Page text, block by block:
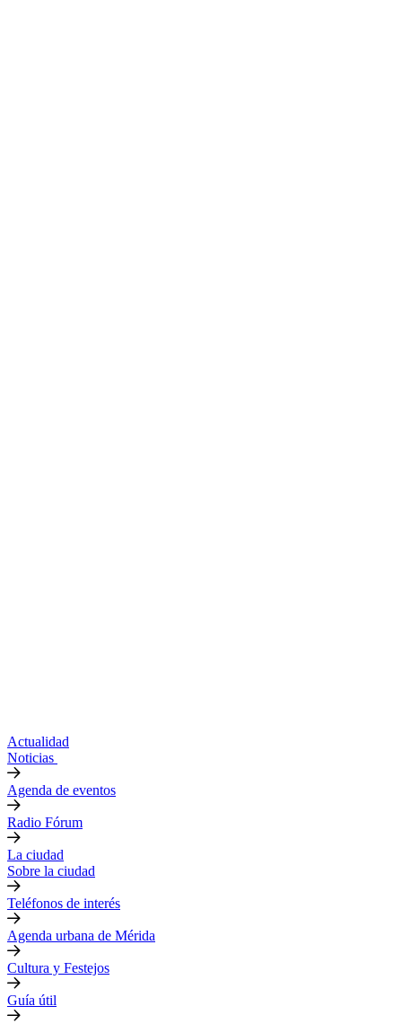
Actualidad
Noticias
Agenda de eventos
Radio Fórum
La ciudad
Sobre la ciudad
Teléfonos de interés
Agenda urbana de Mérida
Cultura y Festejos
Guía útil